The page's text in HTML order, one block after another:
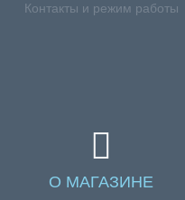
Контакты и режим работы
О МАГАЗИНЕ